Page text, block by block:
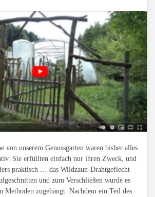
von unserem Genussgarten waren bisher alles
Sie erfüllten einfach nur ihren Zweck, und
praktisch … das Wildzaun-Drahtgeflecht
und zum Verschließen wurde es
Methoden zugehängt. Nachdem ein Teil des